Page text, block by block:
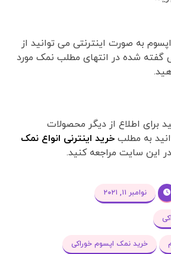
به صورت اینترنتی می توانید از
گفته شده در انتهای مطلب نمک مورد
برای اطلاع از دیگر محصولات
به مطلبخرید اینترنی انواع نمک
در این سایت مراجعه کنید.
نوامبر ۱۱, ۲۰۲۱
خرید نمک اپسوم خوراکی